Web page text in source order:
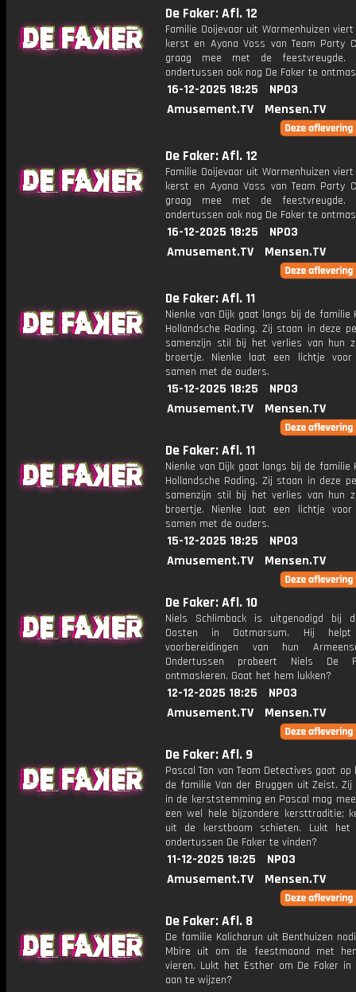
De Faker: Afl. 12
Familie Ooijevaar uit Warmenhuizen
kerst en Ayana Voss van Team Party
graag mee met de feestvreugde.
ondertussen ook nog De Faker te
16-12-2025 18:25
NPO3
Amusement.TV
Mensen.TV
De Faker: Afl. 12
Familie Ooijevaar uit Warmenhuizen
kerst en Ayana Voss van Team Party
graag mee met de feestvreugde.
ondertussen ook nog De Faker te
16-12-2025 18:25
NPO3
Amusement.TV
Mensen.TV
De Faker: Afl. 11
Nienke van Dijk gaat langs bij de familie
Hollandsche Rading. Zij staan in deze
samenzijn stil bij het verlies van hun
broertje. Nienke laat een lichtje
samen met de ouders.
15-12-2025 18:25
NPO3
Amusement.TV
Mensen.TV
De Faker: Afl. 11
Nienke van Dijk gaat langs bij de familie
Hollandsche Rading. Zij staan in deze
samenzijn stil bij het verlies van hun
broertje. Nienke laat een lichtje
samen met de ouders.
15-12-2025 18:25
NPO3
Amusement.TV
Mensen.TV
De Faker: Afl. 10
Niels Schlimback is uitgenodigd bij
Oosten in Ootmarsum. Hij
voorbereidingen van hun
Ondertussen probeert Niels De
ontmaskeren. Gaat het hem lukken?
12-12-2025 18:25
NPO3
Amusement.TV
Mensen.TV
De Faker: Afl. 9
Pascal Tan van Team Detectives gaat op
de familie Van der Bruggen uit Zeist.
in de kerststemming en Pascal mag
een wel hele bijzondere kersttraditie;
uit de kerstboom schieten. Lukt
ondertussen De Faker te vinden?
11-12-2025 18:25
NPO3
Amusement.TV
Mensen.TV
De Faker: Afl. 8
De familie Kalicharun uit Benthuizen
Mbire uit om de feestmaand met
vieren. Lukt het Esther om De Faker in
aan te wijzen?